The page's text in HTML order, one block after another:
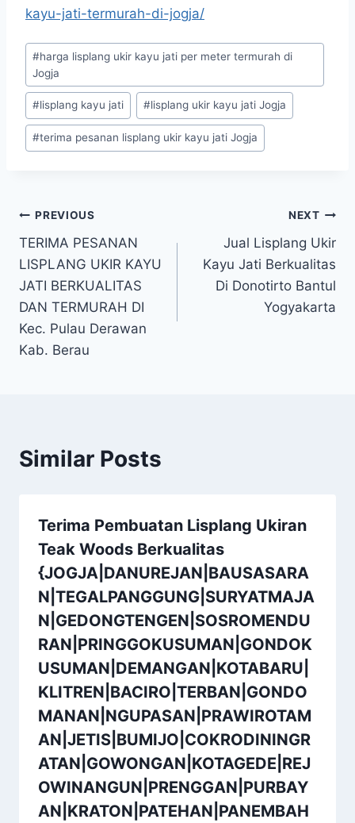
kayu-jati-termurah-di-jogja/
#harga lisplang ukir kayu jati per meter termurah di
Jogja
#lisplang kayu jati #lisplang ukir kayu jati Jogja
#terima pesanan lisplang ukir kayu jati Jogja
PREVIOUS
TERIMA PESANAN
LISPLANG UKIR KAYU
JATI BERKUALITAS
DAN TERMURAH DI
Kec. Pulau Derawan
Kab. Berau
NEXT
Jual Lisplang Ukir
Kayu Jati Berkualitas
Di Donotirto Bantul
Yogyakarta
Similar Posts
Terima Pembuatan Lisplang Ukiran
Teak Woods Berkualitas
{JOGJA|DANUREJAN|BAUSASARA
N|TEGALPANGGUNG|SURYATMAJA
N|GEDONGTENGEN|SOSROMENDU
RAN|PRINGGOKUSUMAN|GONDOK
USUMAN|DEMANGAN|KOTABARU|
KLITREN|BACIRO|TERBAN|GONDO
MANAN|NGUPASAN|PRAWIROTAM
AN|JETIS|BUMIJO|COKRODININGR
ATAN|GOWONGAN|KOTAGEDE|REJ
OWINANGUN|PRENGGAN|PURBAY
AN|KRATON|PATEHAN|PANEMBAH